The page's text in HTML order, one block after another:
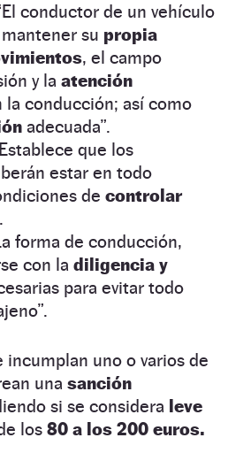
conductor de un vehículo
su propia
, el campo
y la atención
la conducción; así como
adecuada”.
que los
estar en todo
de controlar
forma de conducción,
con la diligencia y
para evitar todo
incumplan uno o varios de
una sanción
si se considera leve
los 80 a los 200 euros.